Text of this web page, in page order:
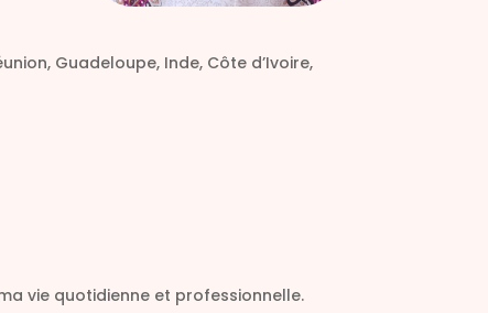
Guadeloupe, Inde, Côte d’Ivoire,
vie quotidienne et professionnelle.